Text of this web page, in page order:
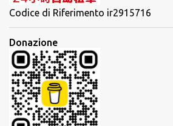
Codice di Riferimento ir2915716
Donazione